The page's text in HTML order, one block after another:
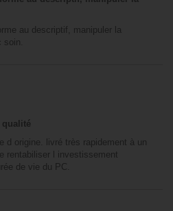
au descriptif, manipuler la
qualité
d origine. livré très rapidement à un
rentabiliser l investissement
de vie du PC.